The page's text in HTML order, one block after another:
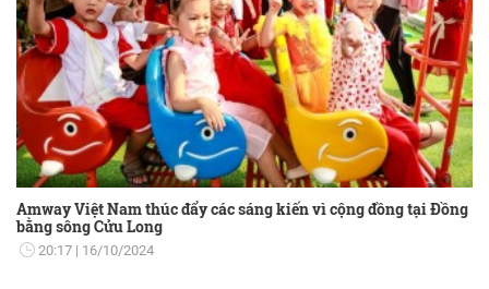
Amway Việt Nam thúc đẩy các sáng kiến vì cộng đồng tại Đồng
bằng sông Cửu Long
20:17 16/10/2024